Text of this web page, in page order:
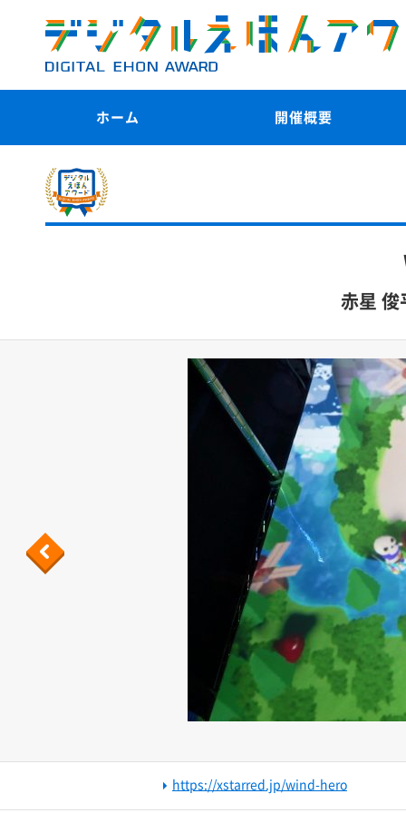
ホーム 開催概要
赤星 俊
Previous
https://xstarred.jp/wind-hero